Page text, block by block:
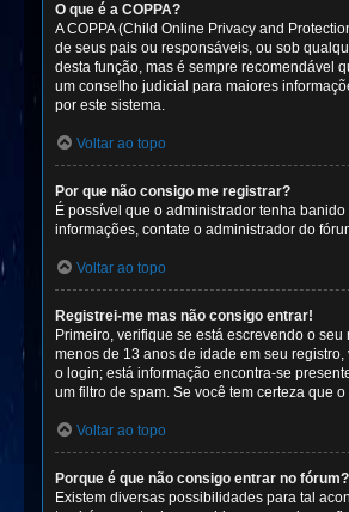
O que é a COPPA?
A COPPA (Child Online Privacy and
de seus pais ou responsáveis, ou sob
desta função, mas é sempre recomendável
um conselho judicial para maiores
por este sistema.
Voltar ao topo
Por que não consigo me registrar?
É possível que o administrador tenha
informações, contate o administrador do
Voltar ao topo
Registrei-me mas não consigo entrar!
Primeiro, verifique se está escrevendo o
menos de 13 anos de idade em seu
o login; está informação encontra-se
um filtro de spam. Se você tem certeza que
Voltar ao topo
Porque é que não consigo entrar no fórum?
Existem diversas possibilidades para tal